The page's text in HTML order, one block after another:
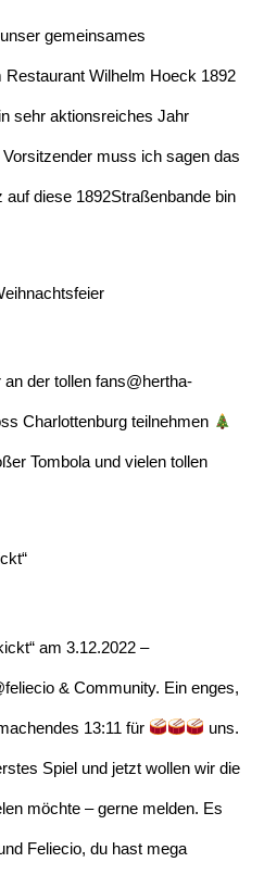
gemeinsames
Wilhelm Hoeck 1892
sehr aktionsreiches Jahr
muss ich sagen das
diese 1892Straßenbande bin
der tollen fans@hertha-
Charlottenburg teilnehmen
Tombola und vielen tollen
am 3.12.2022 –
& Community. Ein enges,
13:11 für uns.
Spiel und jetzt wollen wir die
möchte – gerne melden. Es
Feliecio, du hast mega